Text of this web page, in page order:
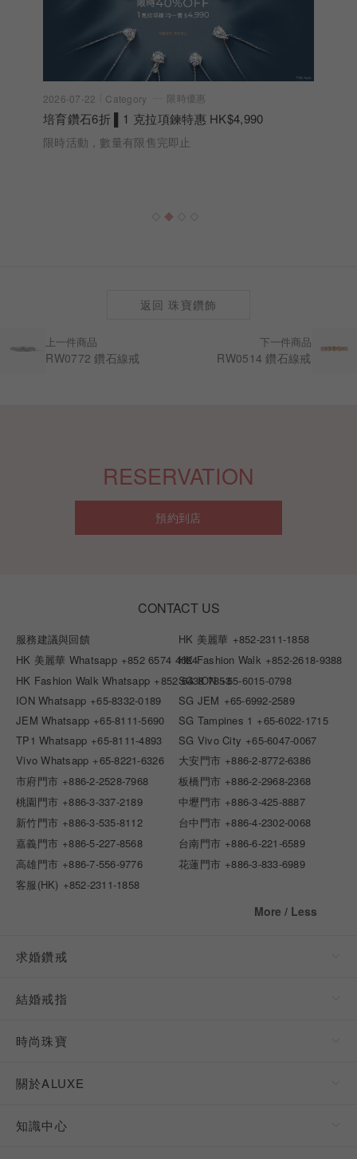
2026-07-22 Category 限時優惠
培育鑽石6折 ▌1 克拉項鍊特惠 HK$4,990
限時活動，數量有限售完即止
上一件商品
RW0772 鑽石線戒
下一件商品
RW0514 鑽石線戒
返回 珠寶鑽飾
RESERVATION
預約到店
CONTACT US
服務建議與回饋 HK 美麗華 +852-2311-1858
HK 美麗華 Whatsapp +852 6574 4024HK Fashion Walk +852-2618-9388
HK Fashion Walk Whatsapp +852 6438 7853
SG ION +65-6015-0798
ION Whatsapp +65-8332-0189 SG JEM +65-6992-2589
JEM Whatsapp +65-8111-5690 SG Tampines 1 +65-6022-1715
TP1 Whatsapp +65-8111-4893 SG Vivo City +65-6047-0067
Vivo Whatsapp +65-8221-6326 大安門市 +886-2-8772-6386
市府門市 +886-2-2528-7968 板橋門市 +886-2-2968-2368
桃園門市 +886-3-337-2189 中壢門市 +886-3-425-8887
新竹門市 +886-3-535-8112 台中門市 +886-4-2302-0068
嘉義門市 +886-5-227-8568 台南門市 +886-6-221-6589
高雄門市 +886-7-556-9776 花蓮門市 +886-3-833-6989
客服(HK) +852-2311-1858
More / Less
求婚鑽戒
結婚戒指
時尚珠寶
關於ALUXE
知識中心